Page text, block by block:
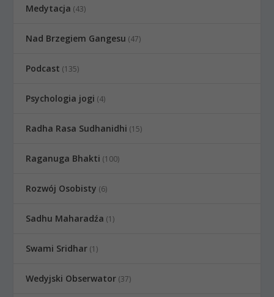
Medytacja (43)
Nad Brzegiem Gangesu (47)
Podcast (135)
Psychologia jogi (4)
Radha Rasa Sudhanidhi (15)
Raganuga Bhakti (100)
Rozwój Osobisty (6)
Sadhu Maharadźa (1)
Swami Sridhar (1)
Wedyjski Obserwator (37)